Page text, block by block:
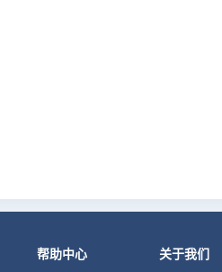
帮助中心 关于我们